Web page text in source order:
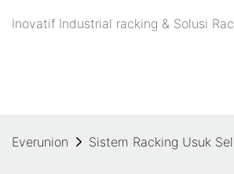
Inovatif Industrial racking & Solusi
Everunion Sistem Racking Usuk